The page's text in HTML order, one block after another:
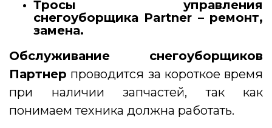
Тросы управления
снегоуборщика Partner – ремонт,
замена.
Обслуживание
снегоуборщиков
Партнер проводится за короткое время
при наличии запчастей, так как
понимаем техника должна работать.